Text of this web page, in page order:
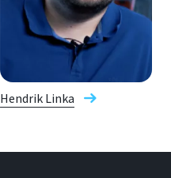
Hendrik Linka